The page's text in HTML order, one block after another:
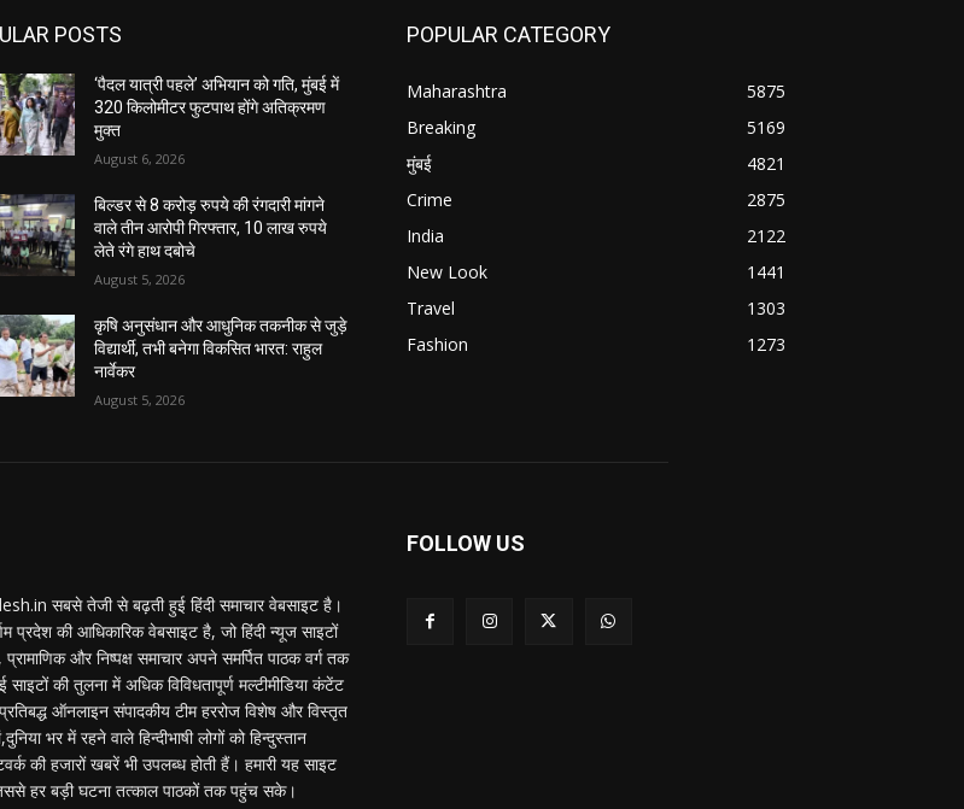
POSTS
‘पैदल यात्री पहले’ अभियान को गति, मुंबई में
320 किलोमीटर फुटपाथ होंगे अतिक्रमण
मुक्त
August 6, 2026
बिल्डर से 8 करोड़ रुपये की रंगदारी मांगने
वाले तीन आरोपी गिरफ्तार, 10 लाख रुपये
लेते रंगे हाथ दबोचे
August 5, 2026
कृषि अनुसंधान और आधुनिक तकनीक से जुड़े
विद्यार्थी, तभी बनेगा विकसित भारत: राहुल
नार्वेकर
August 5, 2026
POPULAR CATEGORY
Maharashtra
5875
Breaking
5169
मुंबई
4821
Crime
2875
India
2122
New Look
1441
Travel
1303
Fashion
1273
सबसे तेजी से बढ़ती हुई हिंदी समाचार वेबसाइट है।
प्रदेश की आधिकारिक वेबसाइट है, जो हिंदी न्यूज साइटों
और निष्पक्ष समाचार अपने समर्पित पाठक वर्ग तक
साइटों की तुलना में अधिक विविधतापूर्ण मल्टीमीडिया कंटेंट
ऑनलाइन संपादकीय टीम हररोज विशेष और विस्तृत
भर में रहने वाले हिन्दीभाषी लोगों को हिन्दुस्तान
की हजारों खबरें भी उपलब्ध होती हैं। हमारी यह साइट
हर बड़ी घटना तत्काल पाठकों तक पहुंच सके।
FOLLOW US